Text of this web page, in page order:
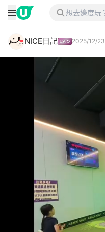
NICE日記 2025/12/23